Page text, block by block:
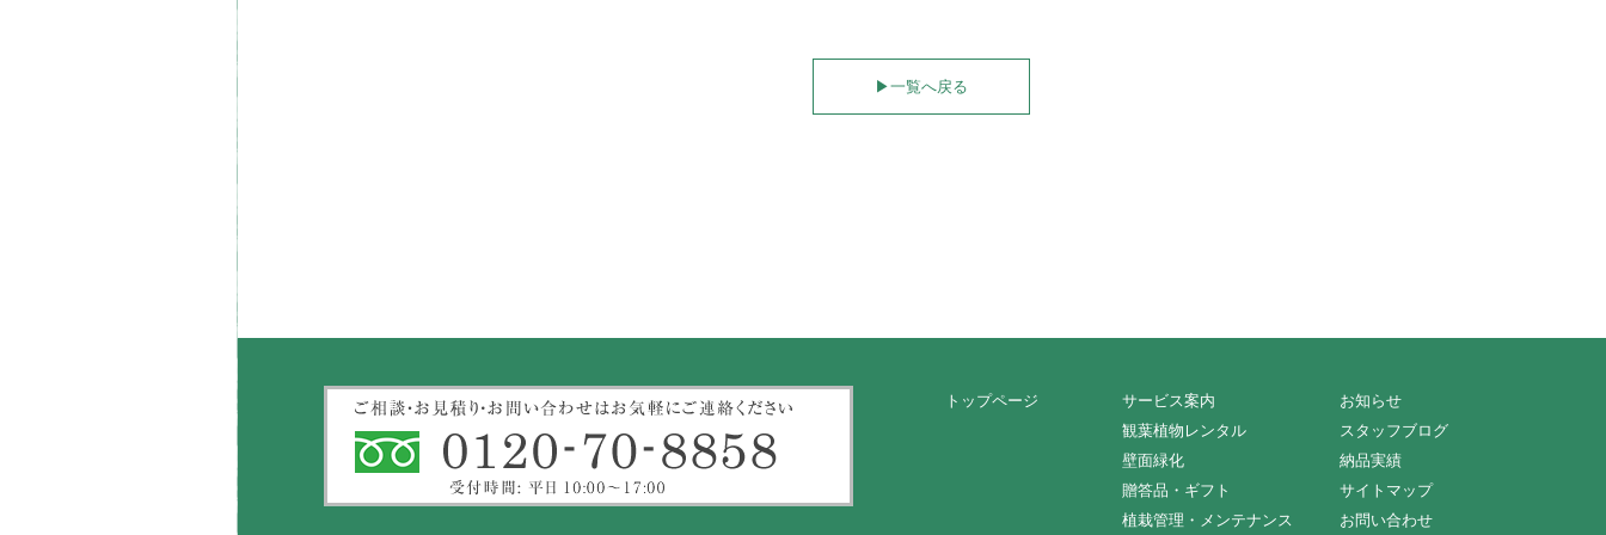
▶︎一覧へ戻る
トップページ
サービス案内
観葉植物レンタル
壁面緑化
贈答品・ギフト
植栽管理・メンテナンス
お知らせ
スタッフブログ
納品実績
サイトマップ
お問い合わせ